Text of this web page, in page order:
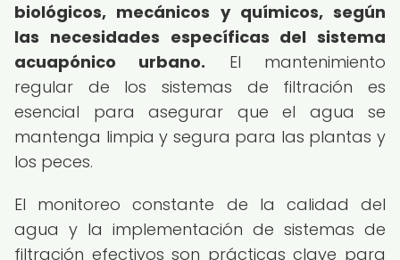
biológicos, mecánicos y químicos, según
las necesidades específicas del sistema
acuapónico urbano. El mantenimiento
regular de los sistemas de filtración es
esencial para asegurar que el agua se
mantenga limpia y segura para las plantas y
los peces.
El monitoreo constante de la calidad del
agua y la implementación de sistemas de
filtración efectivos son prácticas clave para